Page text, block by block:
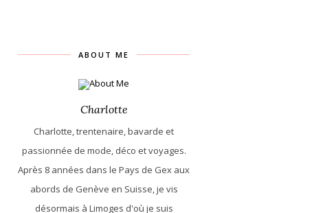
ABOUT ME
Charlotte
Charlotte, trentenaire, bavarde et
passionnée de mode, déco et voyages.
Après 8 années dans le Pays de Gex aux
abords de Genève en Suisse, je vis
désormais à Limoges d'où je suis